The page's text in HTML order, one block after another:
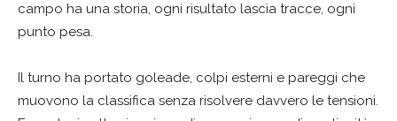
campo ha una storia, ogni risultato lascia tracce, ogni
punto pesa.
Il turno ha portato goleade, colpi esterni e pareggi che
muovono la classifica senza risolvere davvero le tensioni.